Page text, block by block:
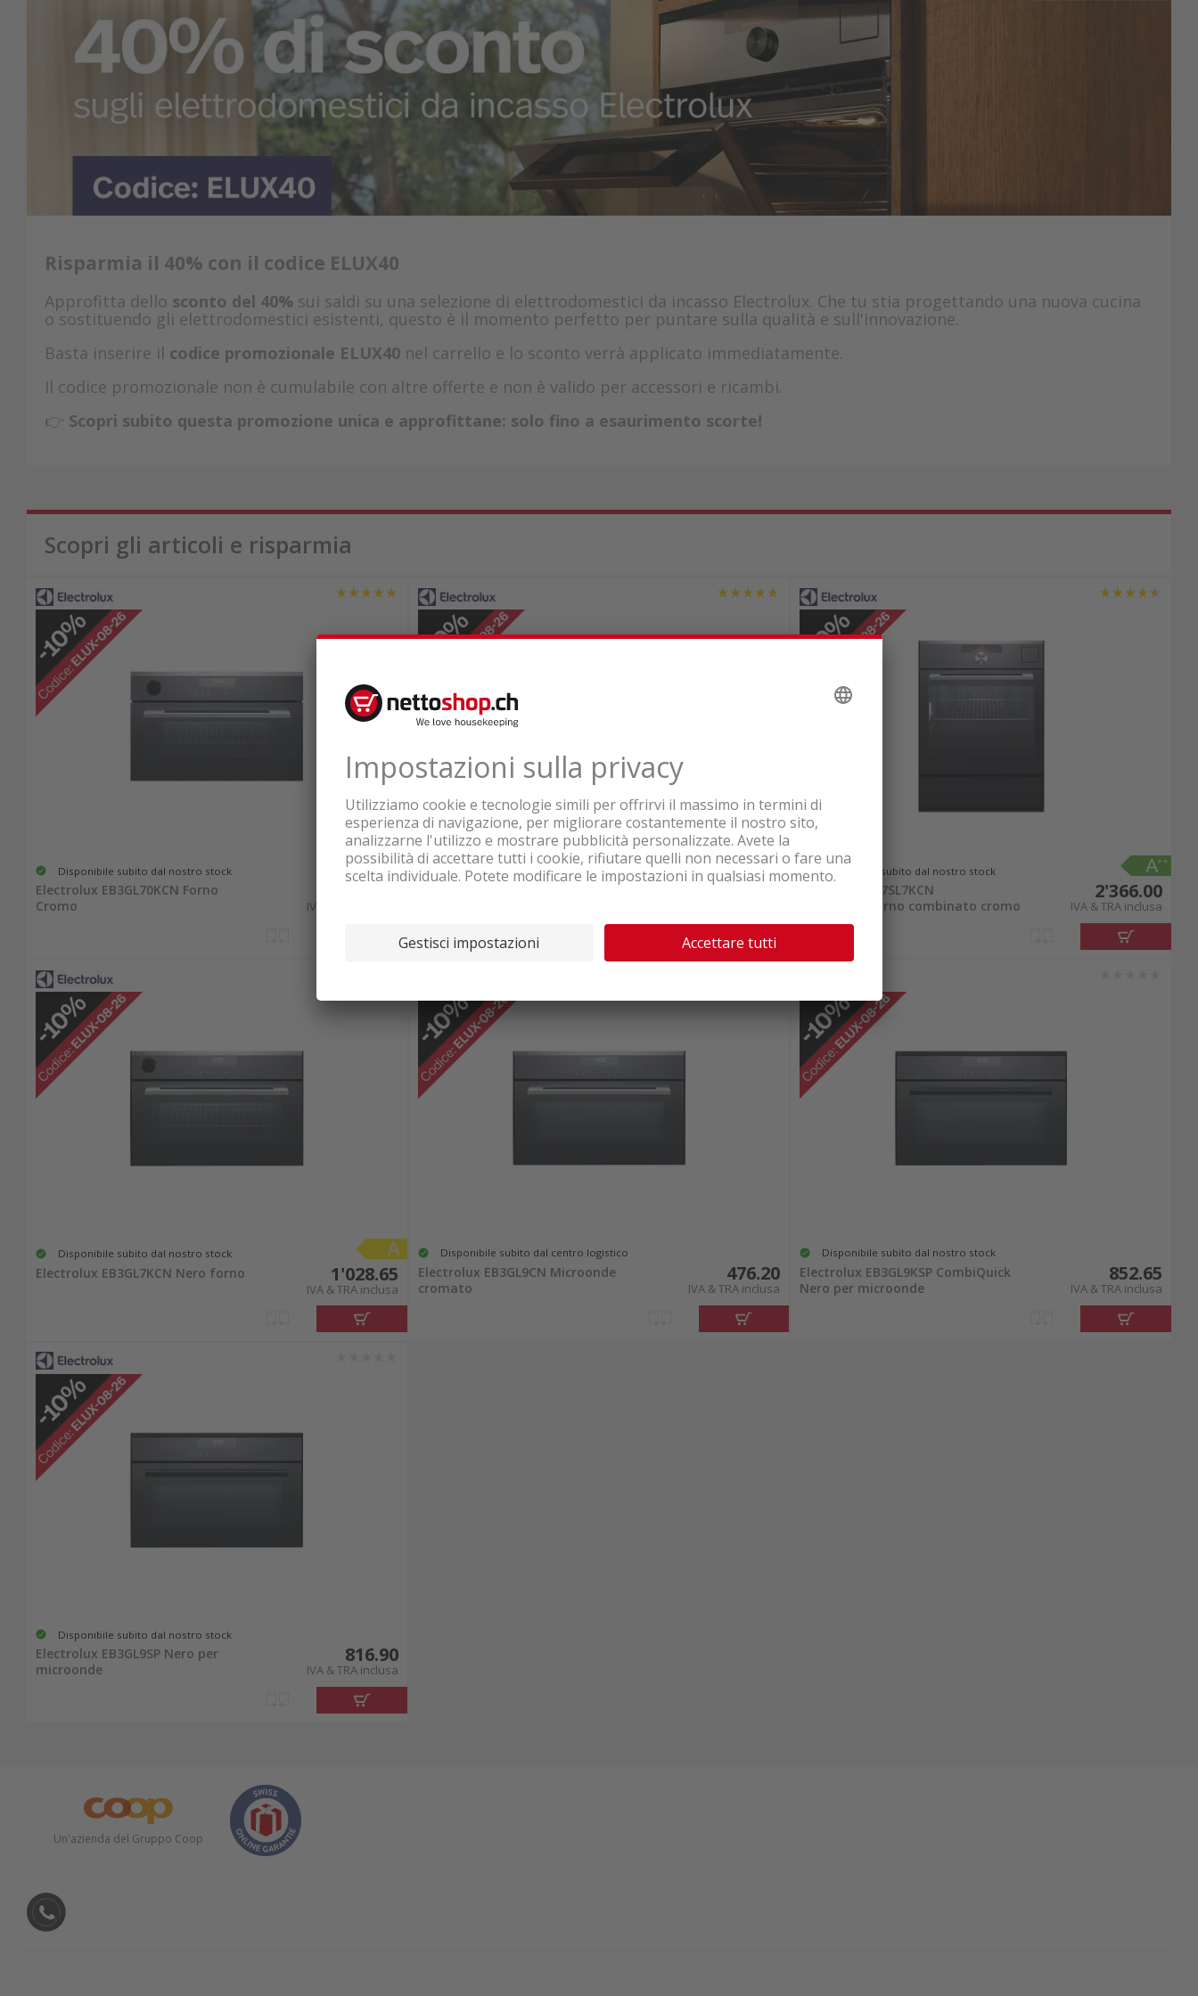
Risparmia il 40% con il codice ELUX40
Approfitta dello sconto del 40% sui saldi su una selezione di elettrodomestici da incasso Electrolux. Che tu stia progettando una nuova cucina
o sostituendo gli elettrodomestici esistenti, questo è il momento perfetto per puntare sulla qualità e sull'innovazione.
Basta inserire il codice promozionale ELUX40 nel carrello e lo sconto verrà applicato immediatamente.
Il codice promozionale non è cumulabile con altre offerte e non è valido per accessori e ricambi.
👉 Scopri subito questa promozione unica e approfittane: solo fino a esaurimento scorte!
Scopri gli articoli e risparmia
Disponibile subito dal nostro stock
Electrolux EB3GL70KCN Forno
Cromo
IVA & TRA inclusa
Disponibile subito dal nostro stock
Electrolux EB7SL7KSP
Vaporetto/forno combinato Vetro
2'435.00
IVA & TRA inclusa
Disponibile subito dal nostro stock
Electrolux EB7SL7KCN
Vaporetto/forno combinato cromo
2'366.00
IVA & TRA inclusa
Disponibile subito dal nostro stock
Electrolux EB3GL7KCN Nero forno 1'028.65
IVA & TRA inclusa
Disponibile subito dal centro logistico
Electrolux EB3GL9CN Microonde
cromato
476.20
IVA & TRA inclusa
Disponibile subito dal nostro stock
Electrolux EB3GL9KSP CombiQuick
Nero per microonde
852.65
IVA & TRA inclusa
Disponibile subito dal nostro stock
Electrolux EB3GL9SP Nero per
microonde
816.90
IVA & TRA inclusa
Un'azienda del Gruppo Coop